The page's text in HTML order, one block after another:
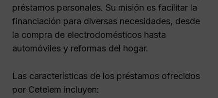
préstamos personales. Su misión es facilitar la
financiación para diversas necesidades, desde
la compra de electrodomésticos hasta
automóviles y reformas del hogar.
Las características de los préstamos ofrecidos
por Cetelem incluyen: